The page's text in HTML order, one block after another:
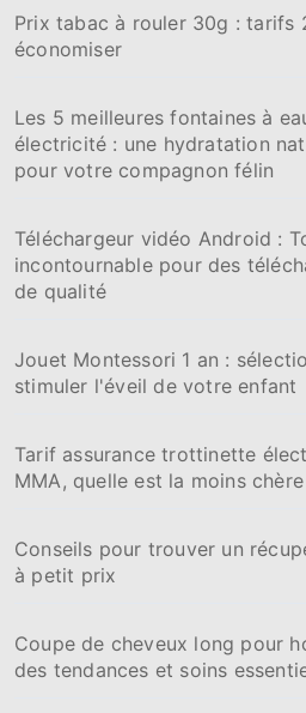
e
r
Prix tabac à rouler 30g : tarifs
économiser
Les 5 meilleures fontaines à
électricité : une hydratation
pour votre compagnon félin
Téléchargeur vidéo Android :
incontournable pour des
de qualité
Jouet Montessori 1 an :
stimuler l'éveil de votre enfant
Tarif assurance trottinette
MMA, quelle est la moins
Conseils pour trouver un
à petit prix
Coupe de cheveux long pour
des tendances et soins